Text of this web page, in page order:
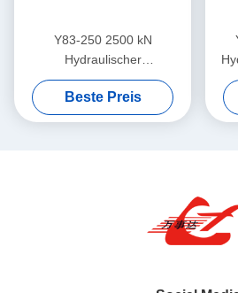
Y83-250 2500 kN
Hydraulischer
Metallschrottballer zur
Verdichtung von Stahl- und
Aluminiumschrott
Beste Preis